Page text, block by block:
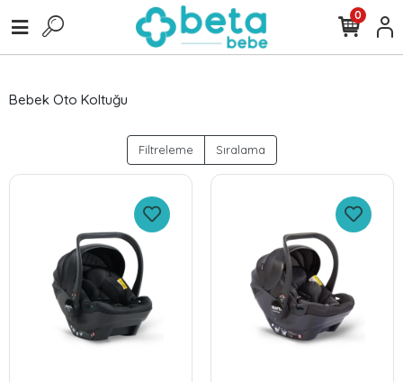
0
Bebek Oto Koltuğu
Filtreleme Sıralama